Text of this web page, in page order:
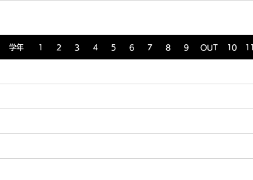
学年 1 2 3 4 5 6 7 8 9 OUT 10 11